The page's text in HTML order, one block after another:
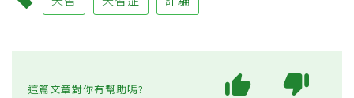
這篇文章對你有幫助嗎?